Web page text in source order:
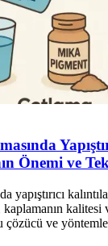
Önemi ve
yapıştırıcı
kaplamanın kalitesi
çözücü ve